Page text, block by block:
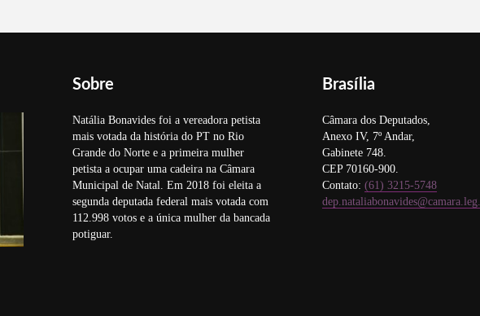
Sobre
Natália Bonavides foi a vereadora petista
mais votada da história do PT no Rio
Grande do Norte e a primeira mulher
petista a ocupar uma cadeira na Câmara
Municipal de Natal. Em 2018 foi eleita a
segunda deputada federal mais votada com
112.998 votos e a única mulher da bancada
potiguar.
Brasília
Câmara dos Deputados,
Anexo IV, 7º Andar,
Gabinete 748.
CEP 70160-900.
Contato: (61) 3215-5748